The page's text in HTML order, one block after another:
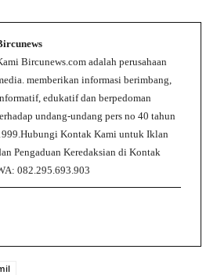
Bircunews.com adalah perusahaan
memberikan informasi berimbang,
edukatif dan berpedoman
undang-undang pers no 40 tahun
Kontak Kami untuk Iklan
Pengaduan Keredaksian di Kontak
082.295.693.903